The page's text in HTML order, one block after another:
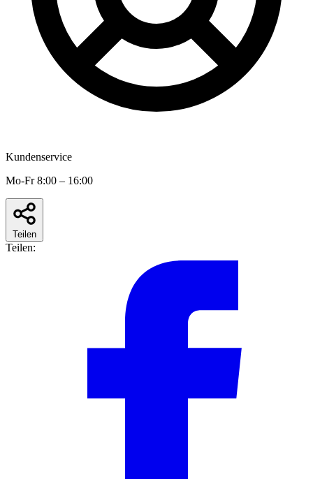
Kundenservice
Mo-Fr 8:00 – 16:00
Teilen
Teilen: